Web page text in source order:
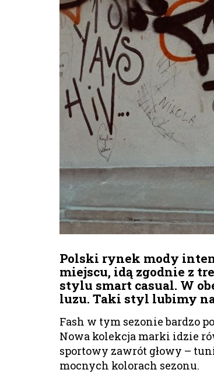
Polski rynek mody
miejscu, idą zgodnie z
stylu smart casual. W
luzu. Taki styl lubimy
Fash w tym sezonie bardzo
Nowa kolekcja marki idzie
sportowy zawrót głowy –
mocnych kolorach sezonu.